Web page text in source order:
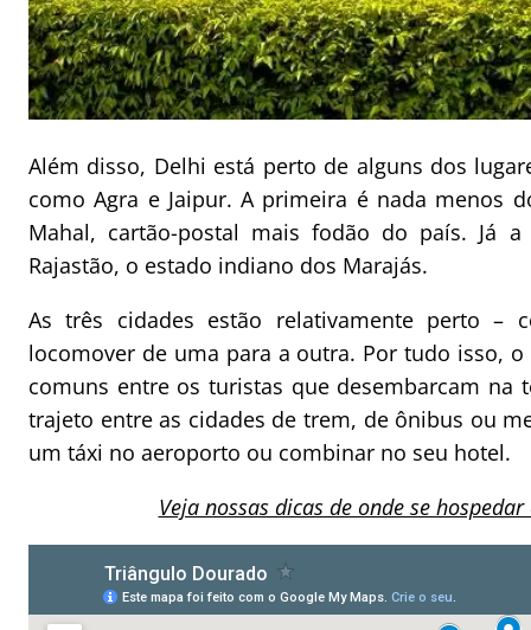
Além disso, Delhi está perto de alguns dos
como Agra e Jaipur. A primeira é nada menos
Mahal, cartão-postal mais fodão do país. Já
Rajastão, o estado indiano dos Marajás.
As três cidades estão relativamente perto –
locomover de uma para a outra. Por tudo isso,
comuns entre os turistas que desembarcam na
trajeto entre as cidades de trem, de ônibus ou
um táxi no aeroporto ou combinar no seu hotel.
Veja nossas dicas de onde se